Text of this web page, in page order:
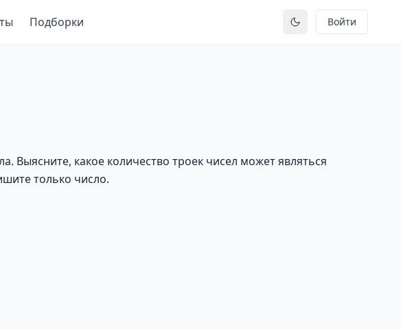
Подборки Переключить тему
Войти
Выясните, какое количество троек чисел может являться
только число.